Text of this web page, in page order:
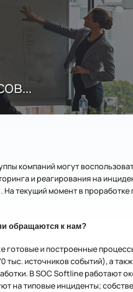
компаний могут
и реагирования на
текущий момент в
обращаются к нам?
готовые и построенные
тыс. источников событий), а
В SOC Softline работают
на типовые инциденты;